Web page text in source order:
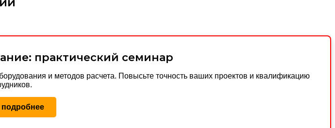
практический семинар
и методов расчета. Повысьте точность ваших проектов и квалификацию
подробнее